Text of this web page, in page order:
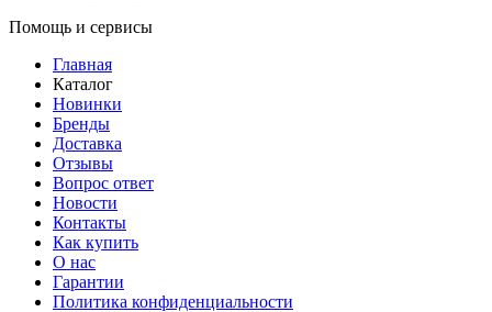
Помощь и сервисы
Главная
Каталог
Новинки
Бренды
Доставка
Отзывы
Вопрос ответ
Новости
Контакты
Как купить
О нас
Гарантии
Политика конфиденциальности